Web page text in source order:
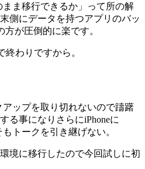
ま移行できるか」って所の解
側にデータを持つアプリのバッ
が圧倒的に楽です。
終わりですから。
ップを取り切れないので躊躇
る事になりさらにiPhoneに
トークを引き継げない。
境に移行したので今回試しに初